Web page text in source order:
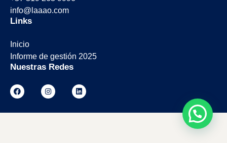
info@laaao.com
Links
Inicio
Informe de gestión 2025
Nuestras Redes